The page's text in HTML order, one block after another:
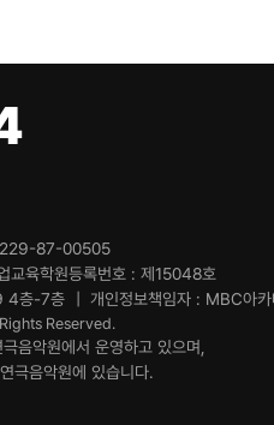
229-87-00505
교육학원등록번호
제15048호
4층-7층 개인정보책임자 MBC아
Reserved.
음악원에서 운영하고 있으며,
극음악원에 있습니다.